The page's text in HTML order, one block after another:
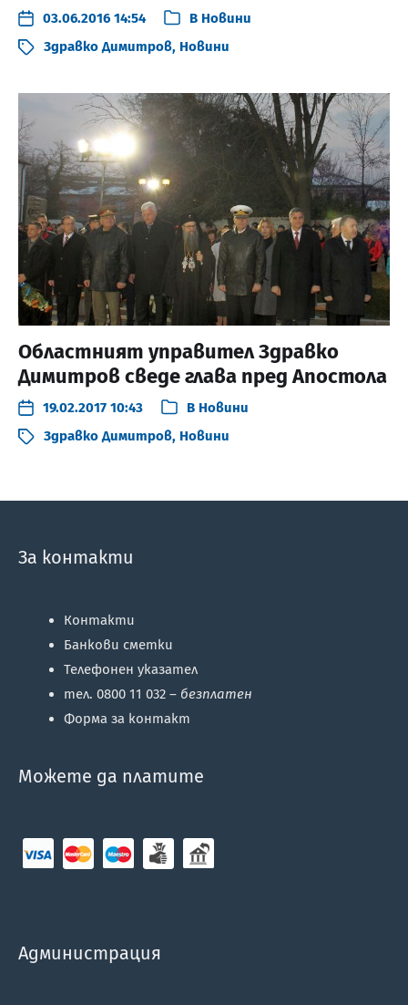
03.06.2016 14:54 В Новини
Здравко Димитров, Новини
Областният управител Здравко
Димитров сведе глава пред Апостола
19.02.2017 10:43 В Новини
Здравко Димитров, Новини
За контакти
Контакти
Банкови сметки
Телефонен указател
тел. 0800 11 032 – безплатен
Форма за контакт
Можете да платите
Администрация